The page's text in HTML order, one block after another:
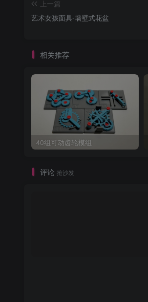
上一篇
艺术女孩面具-墙壁式花盆
相关推荐
40组可动齿轮模组
评论 抢沙发